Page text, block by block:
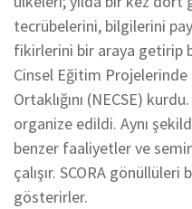
tecrübelerini, bilgilerini
fikirlerini bir araya getirip
Cinsel Eğitim Projelerinde
Ortaklığını (NECSE)
organize edildi. Aynı
benzer faaliyetler ve
çalışır. SCORA
gösterirler.